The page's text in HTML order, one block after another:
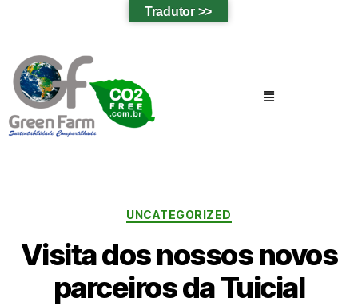
UNCATEGORIZED
Visita dos nossos novos
parceiros da Tuicial
Tradutor >>